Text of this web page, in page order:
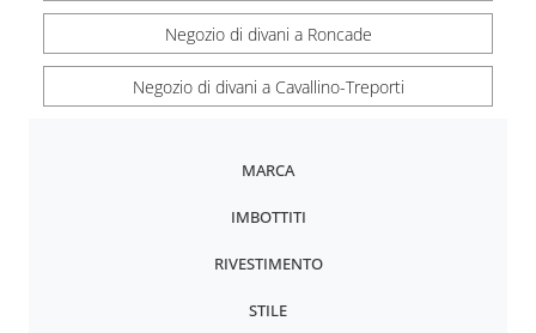
Negozio di divani a Roncade
Negozio di divani a Cavallino-Treporti
MARCA
IMBOTTITI
RIVESTIMENTO
STILE